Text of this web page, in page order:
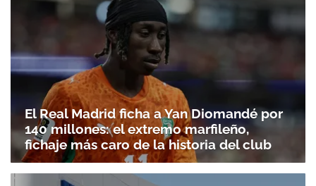
El Real Madrid ficha a Yan Diomandé por
140 millones: el extremo marfileño,
fichaje más caro de la historia del club